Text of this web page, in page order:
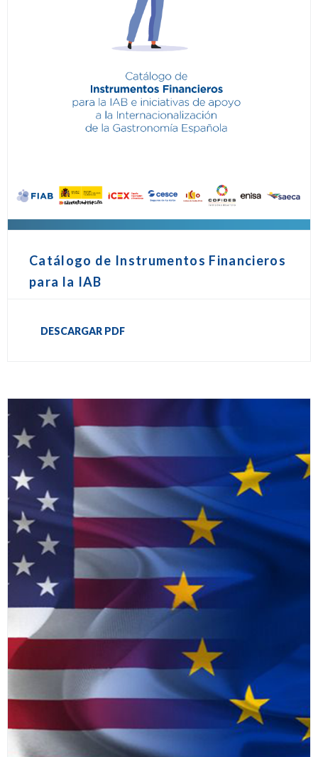
Catálogo de Instrumentos Financieros
para la IAB
DESCARGAR PDF